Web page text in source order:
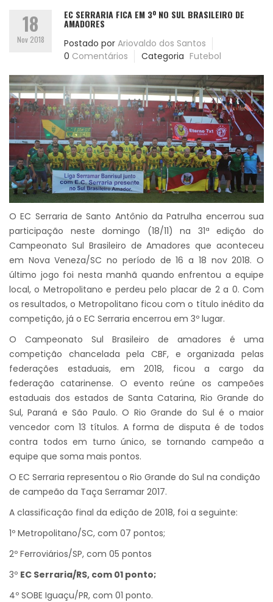
18
Nov 2018
EC SERRARIA FICA EM 3º NO SUL BRASILEIRO DE
AMADORES
Postado por Ariovaldo dos Santos
0 Comentários Categoria Futebol
O EC Serraria de Santo Antônio da Patrulha encerrou sua
participação neste domingo (18/11) na 31ª edição do
Campeonato Sul Brasileiro de Amadores que aconteceu
em Nova Veneza/SC no período de 16 a 18 nov 2018. O
último jogo foi nesta manhã quando enfrentou a equipe
local, o Metropolitano e perdeu pelo placar de 2 a 0. Com
os resultados, o Metropolitano ficou com o título inédito da
competição, já o EC Serraria encerrou em 3º lugar.
O Campeonato Sul Brasileiro de amadores é uma
competição chancelada pela CBF, e organizada pelas
federações estaduais, em 2018, ficou a cargo da
federação catarinense. O evento reúne os campeões
estaduais dos estados de Santa Catarina, Rio Grande do
Sul, Paraná e São Paulo. O Rio Grande do Sul é o maior
vencedor com 13 títulos. A forma de disputa é de todos
contra todos em turno único, se tornando campeão a
equipe que soma mais pontos.
O EC Serraria representou o Rio Grande do Sul na condição
de campeão da Taça Serramar 2017.
A classificação final da edição de 2018, foi a seguinte:
1º Metropolitano/SC, com 07 pontos;
2º Ferroviários/SP, com 05 pontos
3º EC Serraria/RS, com 01 ponto;
4º SOBE Iguaçu/PR, com 01 ponto.